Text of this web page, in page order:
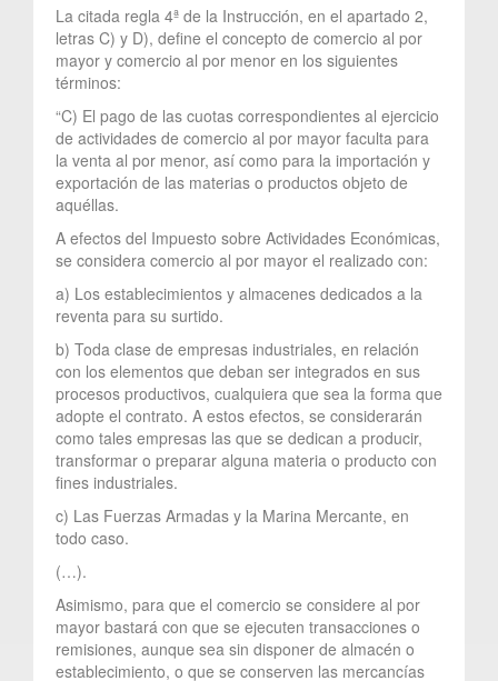
La citada regla 4ª de la Instrucción, en el apartado 2,
letras C) y D), define el concepto de comercio al por
mayor y comercio al por menor en los siguientes
términos:
“C) El pago de las cuotas correspondientes al ejercicio
de actividades de comercio al por mayor faculta para
la venta al por menor, así como para la importación y
exportación de las materias o productos objeto de
aquéllas.
A efectos del Impuesto sobre Actividades Económicas,
se considera comercio al por mayor el realizado con:
a) Los establecimientos y almacenes dedicados a la
reventa para su surtido.
b) Toda clase de empresas industriales, en relación
con los elementos que deban ser integrados en sus
procesos productivos, cualquiera que sea la forma que
adopte el contrato. A estos efectos, se considerarán
como tales empresas las que se dedican a producir,
transformar o preparar alguna materia o producto con
fines industriales.
c) Las Fuerzas Armadas y la Marina Mercante, en
todo caso.
(…).
Asimismo, para que el comercio se considere al por
mayor bastará con que se ejecuten transacciones o
remisiones, aunque sea sin disponer de almacén o
establecimiento, o que se conserven las mercancías